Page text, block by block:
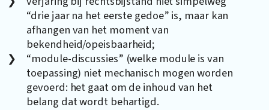
“drie jaar na het eerste gedoe” is, maar kan
afhangen van het moment van
bekendheid/opeisbaarheid;
“module-discussies” (welke module is van
toepassing) niet mechanisch mogen worden
gevoerd: het gaat om de inhoud van het
belang dat wordt behartigd.